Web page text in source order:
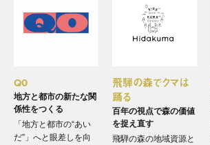
Q0
地方と都市の新たな関
係性をつくる
「地方と都市の“あい
だ”」へと眼差しを向
飛騨の森でクマは
踊る
百年の視点で森の価値
を捉え直す
飛騨の森の地域資源と